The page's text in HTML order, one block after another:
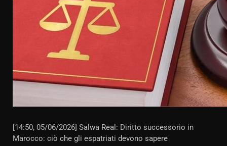
[14:50, 05/06/2026] Salwa Real: Diritto successorio in
Marocco: ciò che gli espatriati devono sapere